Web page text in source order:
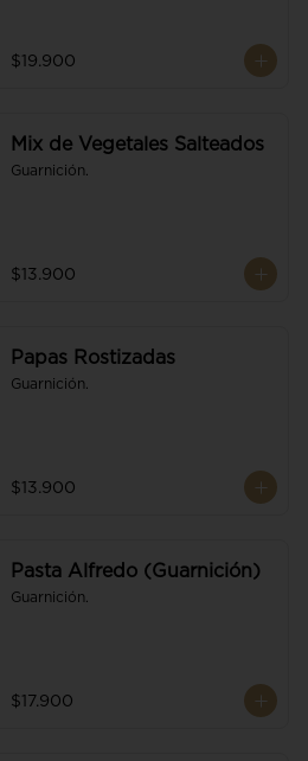
$19.900
Mix de Vegetales Salteados
Guarnición.
$13.900
Papas Rostizadas
Guarnición.
$13.900
Pasta Alfredo (Guarnición)
Guarnición.
$17.900